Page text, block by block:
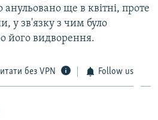
анульовано ще в квітні, проте
у зв'язку з чим було
його видворення.
без VPN Follow us